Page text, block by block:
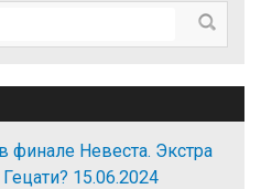
финале Невеста. Экстра
15.06.2024